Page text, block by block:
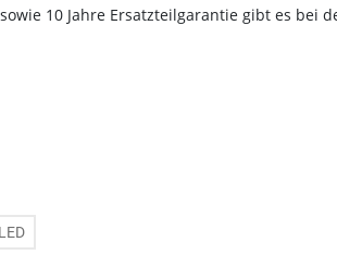
10 Jahre Ersatzteilgarantie gibt es bei